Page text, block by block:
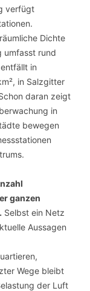
verfügt
Dichte
umfasst rund
in
in Salzgitter
daran zeigt
in
bewegen
ganzen
Selbst ein Netz
Aussagen
Wege bleibt
der Luft